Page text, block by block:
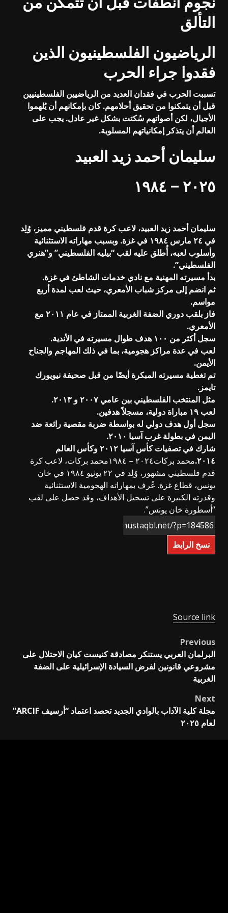
التألق
الرياضيون الفلسطينيون الذين
فقدوا جراء الحرب
تسببت الحرب في فقدان العديد من الرياضيين الفلسطينيين
قبل أن يتمكنوا من تحقيق أحلامهم. كان بإمكانهم أن يُلهموا
الأجيال، لكن أصواتهم سُكتت بشكل غير عادل. يجب على
العالم أن يتذكر إمكانياتهم المسلوبة.
سليمان أحمد زيد العبيد
٢٠٢٥ – ١٩٨٤
سليمان أحمد زيد العبيد، لاعب كرة قدم فلسطيني مميز، وُلِد
في ٢٤ مارس ١٩٨٤ في غزة. وبسبب مهاراته الاستثنائية
وأسلوب لعبه، أُطلق عليه لقب “بيليه الفلسطيني” و”هنري
الفلسطيني”.
بدأ مسيرته المهنية مع نادي خدمات الشاطئ في غزة.
ثم انضم إلى مركز شباب الأمعري، حيث لعب لمدة أربع
مواسم.
فاز بلقب دوري الضفة الغربية الممتاز في عام ٢٠١١ مع
الأمعري.
سجل أكثر من ١٠٠ هدف طوال مسيرته في الأندية.
لعب في عدة مراكز هجومية، بما في ذلك المهاجم والجناح
الأيمن.
تم تغطية مسيرته المبكرة أيضًا من قبل صحيفة نيويورك
تايمز.
مثل المنتخب الفلسطيني بين عامي ٢٠٠٧ و ٢٠١٣.
لعب ١٩ مباراة دولية، مسجلاً هدفين.
سجل أول هدف دولي له بواسطة ضربة مقصية رائعة ضد
اليمن في بطولة غرب آسيا ٢٠١٠.
شارك في تصفيات كأس آسيا ٢٠١٢ وكأس العالم
٢٠١٤. محمد بركات٢٠٢٤ – ١٩٨٤
محمد بركات، لاعب كرة
قدم فلسطيني مشهور، وُلِد في ٢٢ يونيو ١٩٨٤ في خان
يونس، قطاع غزة. عُرف بمهاراته الهجومية الاستثنائية
وقدرته الكبيرة على تسجيل الأهداف، وقد حصل على لقب
“أسطورة خان يونس”.
نسخ الرابط
Source link
Post
navigation
Previous
البرلمان العربي يستنكر مصادقة كنيست كيان الاحتلال على
مشروعي قانونين لفرض السيادة الإسرائيلية على الضفة
الغربية
Next
مجلة كلية الآداب بالوادي الجديد تحصد اعتماد “أرسيف ARCIF”
لعام ٢٠٢٥